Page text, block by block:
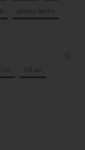
albastru deschis
ani
7/8 ani